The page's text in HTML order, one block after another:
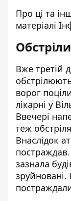
Про ці та
матеріалі
Вже третій
обстрілюют
ворог
лікарні у
Ввечері
теж
Внаслідок
зазнала